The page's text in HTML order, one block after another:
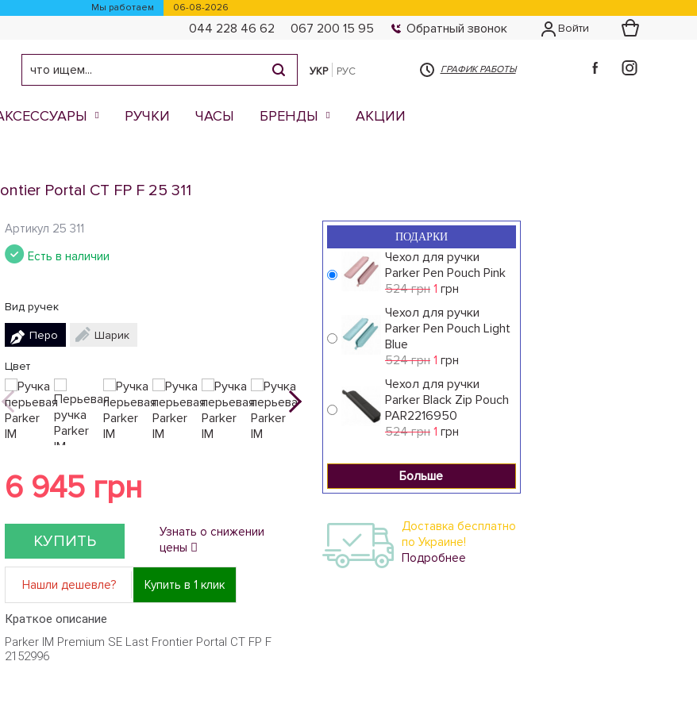
Мы работаем 06-08-2026
044 228 46 62 067 200 15 95 Обратный звонок Войти
УКР РУС ГРАФИК РАБОТЫ
РУЧКИ ЧАСЫ БРЕНДЫ АКЦИИ
Portal CT FP F 25 311
Артикул 25 311
Есть в наличии
Вид ручек
Перо Шарик
Цвет
6 945 грн
КУПИТЬ
Узнать о снижении
цены
Нашли дешевле? Купить в 1 клик
Краткое описание
Parker IM Premium SE Last Frontier Portal CT FP F
2152996
ПОДАРКИ
Чехол для ручки
Parker Pen Pouch Pink
524 грн 1 грн
Чехол для ручки
Parker Pen Pouch Light
Blue
524 грн 1 грн
Чехол для ручки
Parker Black Zip Pouch
PAR2216950
524 грн 1 грн
Больше
Доставка бесплатно
по Украине!
Подробнее